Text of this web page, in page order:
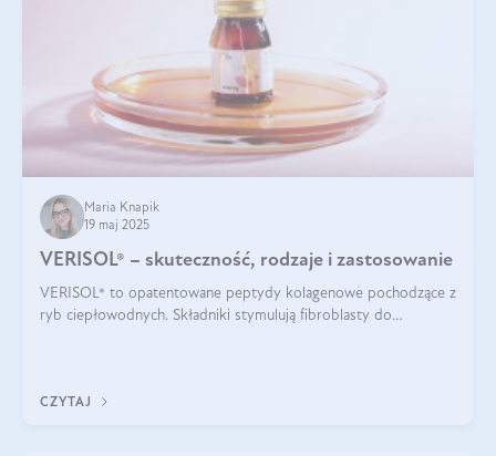
Maria Knapik
19 maj 2025
VERISOL® – skuteczność, rodzaje i zastosowanie
VERISOL® to opatentowane peptydy kolagenowe pochodzące z
ryb ciepłowodnych. Składniki stymulują fibroblasty do
CZYTAJ